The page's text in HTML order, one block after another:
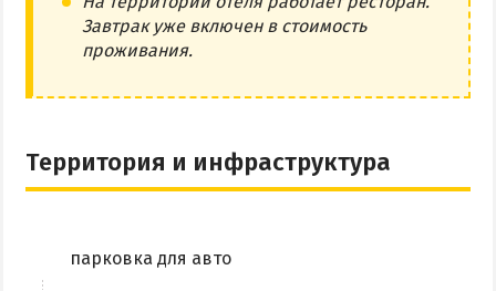
Завтрак уже включен в стоимость
проживания.
Территория и инфраструктура
парковка для авто